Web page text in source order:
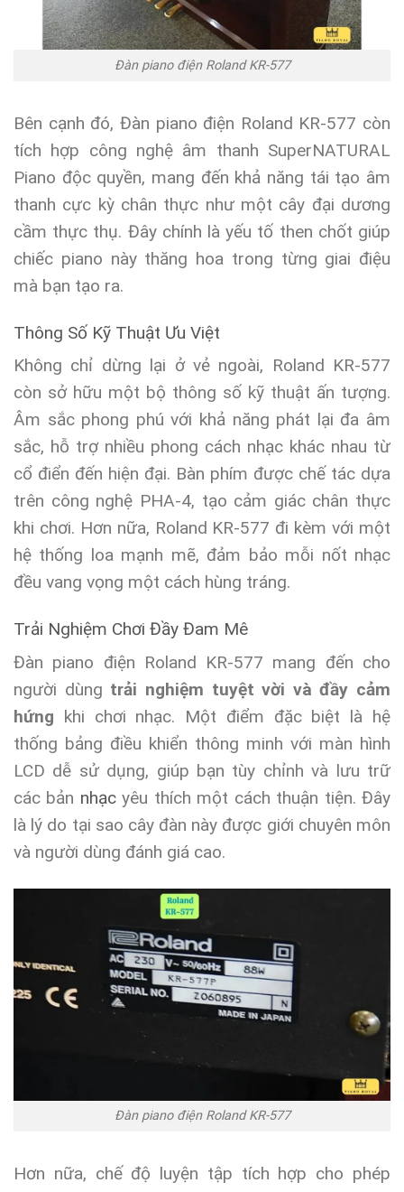
Đàn piano điện Roland KR-577
Bên cạnh đó, Đàn piano điện Roland KR-577 còn
tích hợp công nghệ âm thanh SuperNATURAL
Piano độc quyền, mang đến khả năng tái tạo âm
thanh cực kỳ chân thực như một cây đại dương
cầm thực thụ. Đây chính là yếu tố then chốt giúp
chiếc piano này thăng hoa trong từng giai điệu
mà bạn tạo ra.
Thông Số Kỹ Thuật Ưu Việt
Không chỉ dừng lại ở vẻ ngoài, Roland KR-577
còn sở hữu một bộ thông số kỹ thuật ấn tượng.
Âm sắc phong phú với khả năng phát lại đa âm
sắc, hỗ trợ nhiều phong cách nhạc khác nhau từ
cổ điển đến hiện đại. Bàn phím được chế tác dựa
trên công nghệ PHA-4, tạo cảm giác chân thực
khi chơi. Hơn nữa, Roland KR-577 đi kèm với một
hệ thống loa mạnh mẽ, đảm bảo mỗi nốt nhạc
đều vang vọng một cách hùng tráng.
Trải Nghiệm Chơi Đầy Đam Mê
Đàn piano điện Roland KR-577 mang đến cho
người dùng trải nghiệm tuyệt vời và đầy cảm
hứng khi chơi nhạc. Một điểm đặc biệt là hệ
thống bảng điều khiển thông minh với màn hình
LCD dễ sử dụng, giúp bạn tùy chỉnh và lưu trữ
các bản nhạcyêu thích một cách thuận tiện. Đây
là lý do tại sao cây đàn này được giới chuyên môn
và người dùng đánh giá cao.
Đàn piano điện Roland KR-577
Hơn nữa, chế độ luyện tập tích hợp cho phép